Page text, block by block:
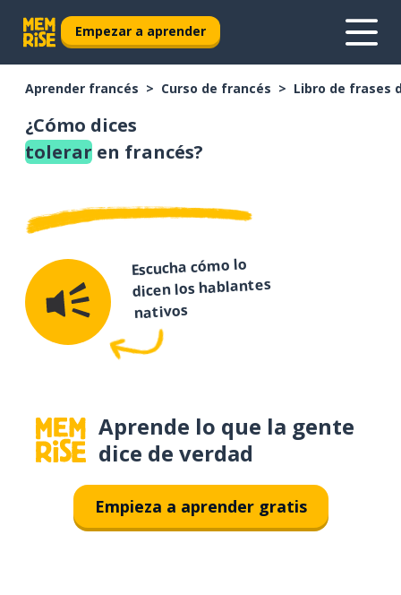
Empezar a aprender
Aprender francés Curso de francés Libro de frases
¿Cómo dices
tolerar en francés?
Escucha cómo lo
dicen los hablantes
nativos
Aprende lo que la gente
dice de verdad
Empieza a aprender gratis